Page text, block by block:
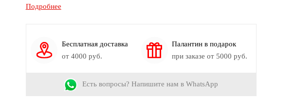
Цвет:Синий
Подробнее
Бесплатная доставка
от 4000 руб.
Палантин в подарок
при заказе от 5000 руб.
Есть вопросы? Напишите нам в WhatsApp